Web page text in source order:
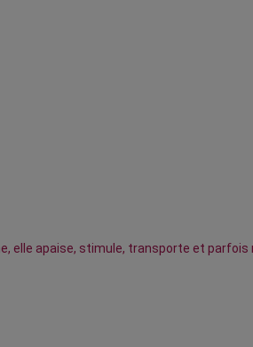
elle apaise, stimule, transporte et